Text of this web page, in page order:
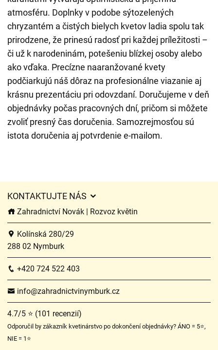
atmosféru. Doplnky v podobe sýtozelených
chryzantém a čistých bielych kvetov ladia spolu tak
prirodzene, že prinesú radosť pri každej príležitosti –
či už k narodeninám, potešeniu blízkej osoby alebo
ako vďaka. Precízne naaranžované kvety
podčiarkujú náš dôraz na profesionálne viazanie aj
krásnu prezentáciu pri odovzdaní. Doručujeme v deň
objednávky počas pracovných dní, pričom si môžete
zvoliť presný čas doručenia. Samozrejmosťou sú
istota doručenia aj potvrdenie e-mailom.
KONTAKTUJTE NÁS
Zahradnictví Novák | Rozvoz květin
Kolínská 280/29
288 02 Nymburk
+420 724 522 403
info@zahradnictvinymburk.cz
4.7/5 ⭐ (101 recenzií)
Odporučil by zákazník kvetinárstvo po dokončení objednávky? ÁNO = 5⭐,
NIE = 1⭐